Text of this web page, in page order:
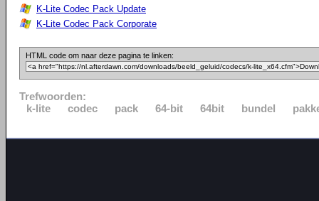
K-Lite Codec Pack Update
K-Lite Codec Pack Corporate
HTML code om naar deze pagina te linken:
Trefwoorden:
k-lite
codec pack 64-bit 64bit bundel